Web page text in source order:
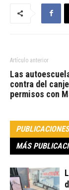
Artículo anterior
Las
contra del
permisos con
MÁS